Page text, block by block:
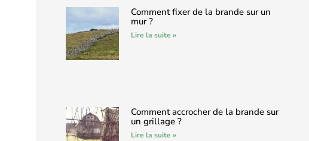
Comment fixer de la brande sur un
mur ?
Lire la suite »
Comment accrocher de la brande sur
un grillage ?
Lire la suite »